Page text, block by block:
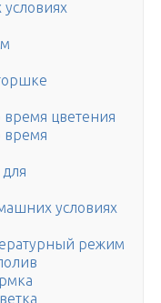
время цветения
время
условиях
режим